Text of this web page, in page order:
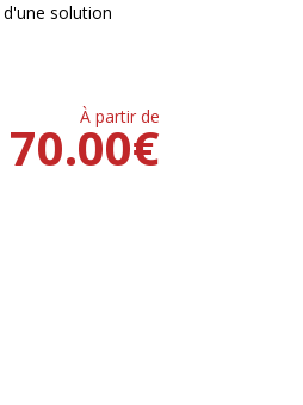
solution
À partir de
€
70.00